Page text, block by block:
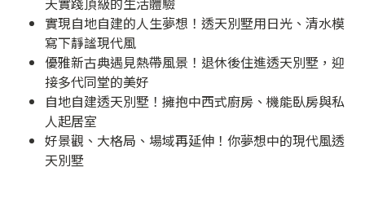
實現自地自建的人生夢想！透天別墅用日光、清水模
寫下靜謐現代風
優雅新古典遇見熱帶風景！退休後住進透天別墅，迎
接多代同堂的美好
自地自建透天別墅！擁抱中西式廚房、機能臥房與私
人起居室
好景觀、大格局、場域再延伸！你夢想中的現代風透
天別墅